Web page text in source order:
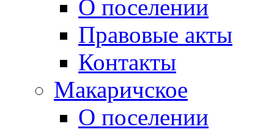
О поселении
Правовые акты
Контакты
Макаричское
О поселении